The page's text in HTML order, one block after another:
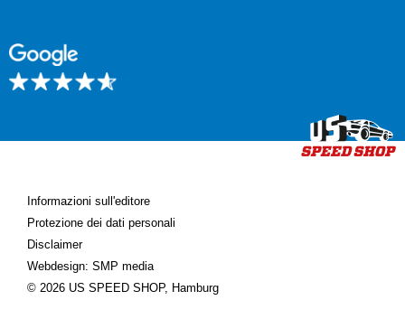
Informazioni sull'editore
Protezione dei dati personali
Disclaimer
Webdesign: SMP media
© 2026 US SPEED SHOP, Hamburg